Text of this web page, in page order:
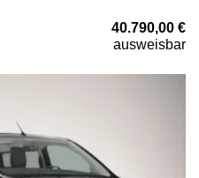
40.790,00 €
ausweisbar